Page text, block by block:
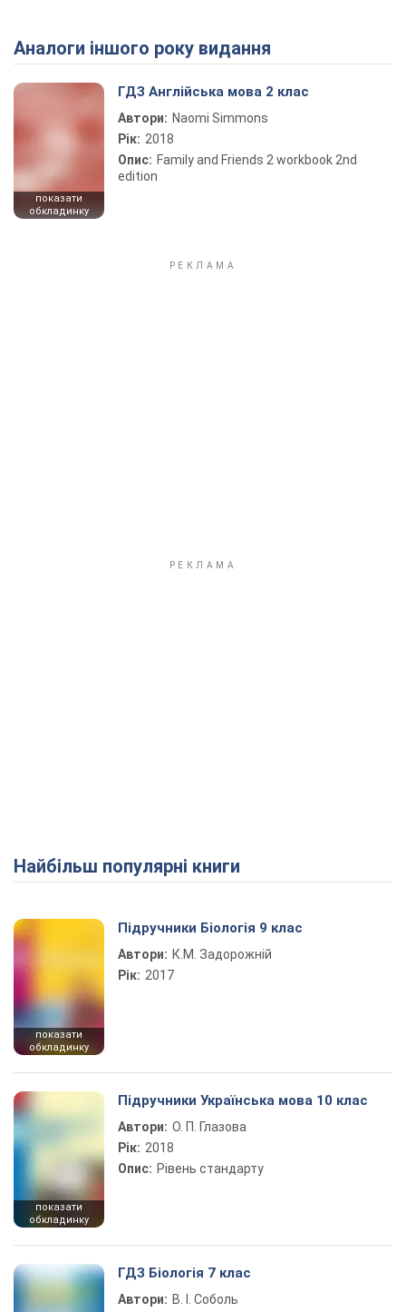
Play Video
Аналоги іншого року видання
показати
обкладинку
ГДЗ Англійська мова 2 клас
Автори: Naomi Simmons
Рік: 2018
Опис: Family and Friends 2 workbook 2nd
edition
Найбільш популярні книги
показати
обкладинку
Підручники Біологія 9 клас
Автори: К.М. Задорожній
Рік: 2017
показати
обкладинку
Підручники Українська мова 10 клас
Автори: О. П. Глазова
Рік: 2018
Опис: Рівень стандарту
ГДЗ Біологія 7 клас
Автори: В. І. Соболь